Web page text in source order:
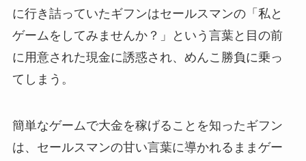
に行き詰っていたギフンはセールスマンの「私と
ゲームをしてみませんか？」という言葉と目の前
に用意された現金に誘惑され、めんこ勝負に乗っ
てしまう。
簡単なゲームで大金を稼げることを知ったギフン
は、セールスマンの甘い言葉に導かれるままゲー